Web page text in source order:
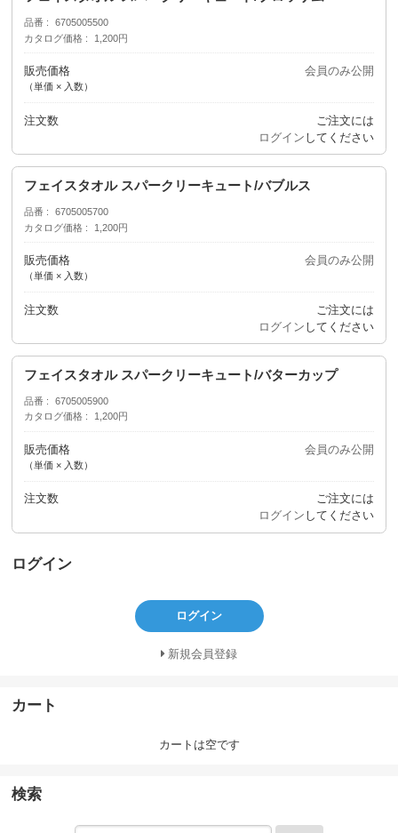
品番
6705005500
カタログ価格
1,200円
販売価格
（単価 × 入数）
会員のみ公開
注文数
ご注文には
ログイン してください
フェイスタオル スパークリーキュート/バブルス
品番
6705005700
カタログ価格
1,200円
販売価格
（単価 × 入数）
会員のみ公開
注文数
ご注文には
ログイン してください
フェイスタオル スパークリーキュート/バターカップ
品番
6705005900
カタログ価格
1,200円
販売価格
（単価 × 入数）
会員のみ公開
注文数
ご注文には
ログイン してください
ログイン
ログイン
新規会員登録
カート
カートは空です
検索